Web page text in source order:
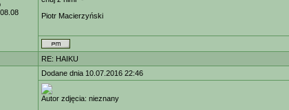
Piotr Macierzyński
RE: HAIKU
Dodane dnia 10.07.2016 22:46
Autor zdjęcia: nieznany